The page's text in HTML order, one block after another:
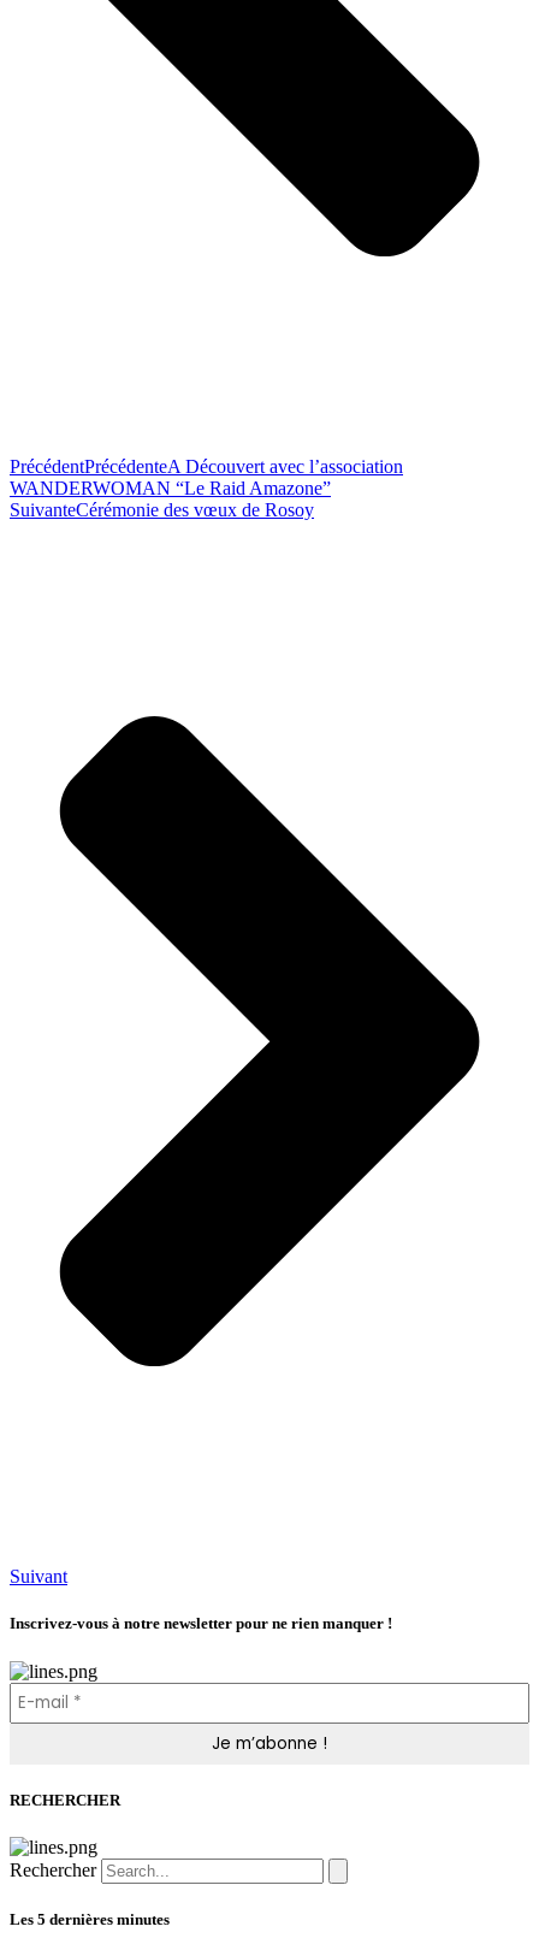
PrécédentPrécédenteA Découvert avec l’association
WANDERWOMAN “Le Raid Amazone”
SuivanteCérémonie des vœux de Rosoy
Suivant
Inscrivez-vous à notre newsletter pour ne rien manquer !
RECHERCHER
Rechercher
Les 5 dernières minutes